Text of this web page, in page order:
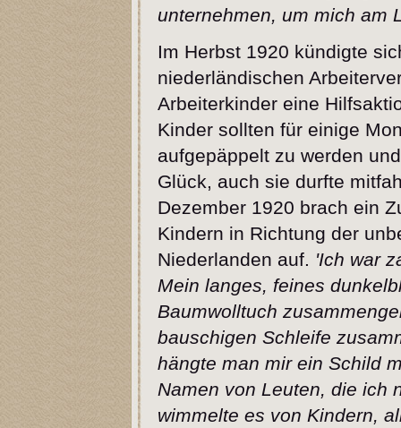
unternehmen, um mich am
Im Herbst 1920 kündigte
niederländischen
Arbeiterkinder eine
Kinder sollten für einige
aufgepäppelt zu werden
Glück, auch sie durfte
Dezember 1920 brach ein
Kindern in Richtung der
Niederlanden auf. 'Ich war
Mein langes, feines
Baumwolltuch
bauschigen Schleife
hängte man mir ein Schild
Namen von Leuten, die ich
wimmelte es von Kindern,